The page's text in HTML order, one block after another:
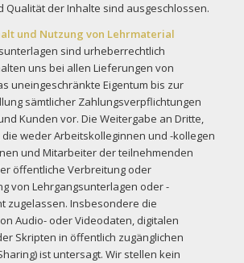
Qualität der Inhalte sind ausgeschlossen.
und Nutzung von Lehrmaterial
sind urheberrechtlich
uns bei allen Lieferungen von
uneingeschränkte Eigentum bis zur
sämtlicher Zahlungsverpflichtungen
Kunden vor. Die Weitergabe an Dritte,
weder Arbeitskolleginnen und -kollegen
und Mitarbeiter der teilnehmenden
öffentliche Verbreitung oder
von Lehrgangsunterlagen oder -
zugelassen. Insbesondere die
Audio- oder Videodaten, digitalen
Skripten in öffentlich zugänglichen
ist untersagt. Wir stellen kein